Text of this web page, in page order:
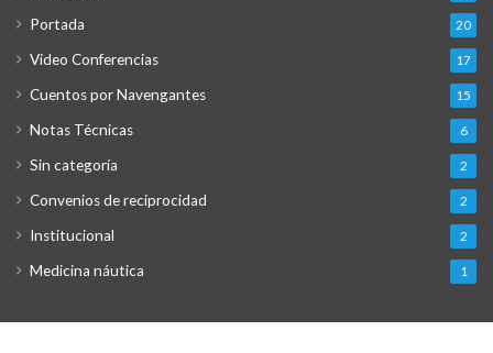
Portada 20
Video Conferencias 17
Cuentos por Navengantes 15
Notas Técnicas 6
Sin categoría 2
Convenios de reciprocidad 2
Institucional 2
Medicina náutica 1